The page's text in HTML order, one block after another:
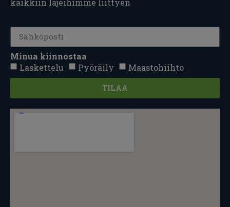
kaikkiin lajeihimme liittyen
Minua kiinnostaa
Laskettelu
Pyöräily Maastohiihto
TILAA